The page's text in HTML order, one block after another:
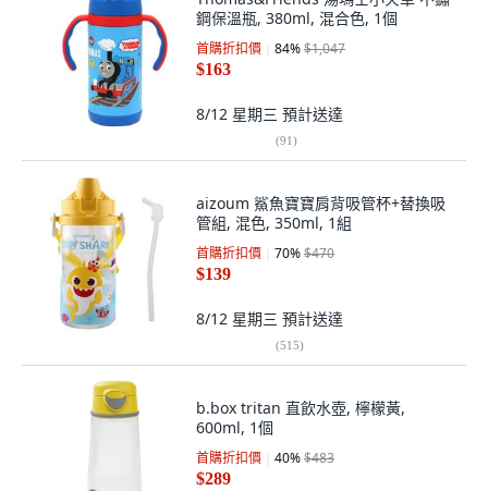
鋼保溫瓶, 380ml, 混合色, 1個
首購折扣價 84%$1,047
$163
8/12 星期三 預計送達
(91)
aizoum 鯊魚寶寶肩背吸管杯+替換吸
管組, 混色, 350ml, 1組
首購折扣價 70%$470
$139
8/12 星期三 預計送達
(515)
b.box tritan 直飲水壺, 檸檬黃,
600ml, 1個
首購折扣價 40%$483
$289